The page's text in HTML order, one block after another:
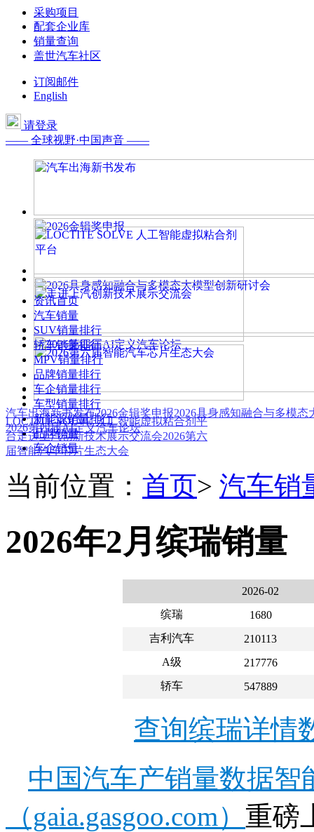
采购项目
配套企业库
销量查询
盖世汽车社区
订阅邮件
English
请登录
—— 全球视野·中国声音 ——
汽车出海新书发布2026金辑奖申报2026具身感知融合与多模态
2026第四届AI定义汽车论坛
LOCTITE SOLVE 人工智能虚拟粘合剂平
台走进上汽创新技术展示交流会2026第六
届智能汽车芯片生态大会
资讯首页
汽车销量
SUV销量排行
轿车销量排行
MPV销量排行
品牌销量排行
车企销量排行
车型销量排行
新能源销量排行
品牌销量
车企销量
当前位置： 首页> 汽车销
2026年2月缤瑞销量
2026-02
缤瑞
1680
吉利汽车
210113
A级
217776
轿车
547889
查询缤瑞详情
中国汽车产销量数据
（gaia.gasgoo.com） 重磅